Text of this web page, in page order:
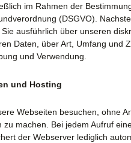
im Rahmen der
(DSGVO).
ausführlich über unseren
Daten, über Art, Umfang und
und Verwendung.
und Hosting
Webseiten besuchen, ohne
zu machen. Bei jedem Aufruf
der Webserver lediglich